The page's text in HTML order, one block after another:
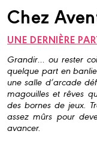
Chez
UNE DERNIÈRE
Grandir… ou rester
quelque part en
une salle d’arcade
magouilles et rêves
des bornes de jeux.
assez mûrs pour
avancer.